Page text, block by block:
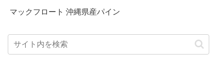
マックフロート 沖縄県産パイン